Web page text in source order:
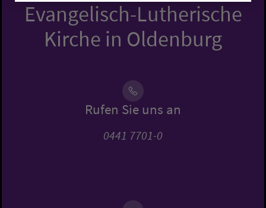
Evangelisch-Lutherische
Kirche in Oldenburg
Rufen Sie uns an
0441 7701-0